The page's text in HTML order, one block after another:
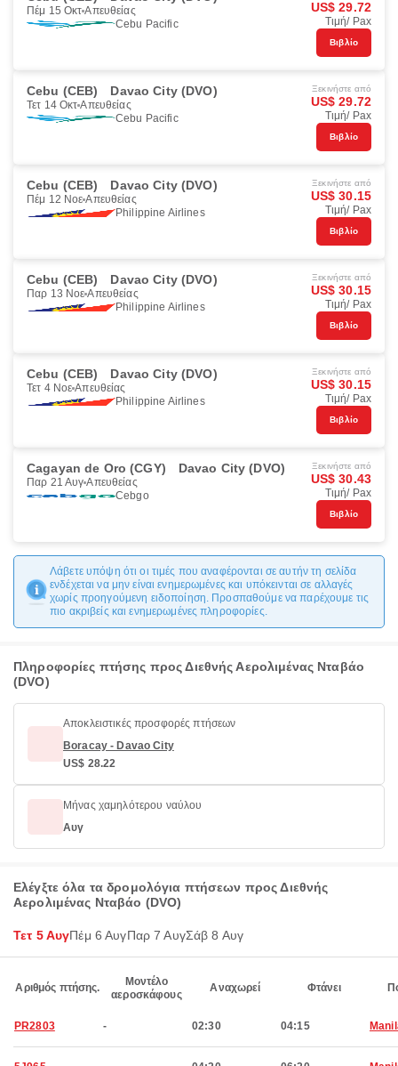
Πέμ 15 Οκτ Απευθείας
Cebu Pacific
US$ 29.72
Τιμή/ Pax
Βιβλίο
Cebu (CEB) Davao City (DVO)
Τετ 14 Οκτ Απευθείας
Cebu Pacific
Ξεκινήστε από
US$ 29.72
Τιμή/ Pax
Βιβλίο
Cebu (CEB) Davao City (DVO)
Πέμ 12 Νοε Απευθείας
Philippine Airlines
Ξεκινήστε από
US$ 30.15
Τιμή/ Pax
Βιβλίο
Cebu (CEB) Davao City (DVO)
Παρ 13 Νοε Απευθείας
Philippine Airlines
Ξεκινήστε από
US$ 30.15
Τιμή/ Pax
Βιβλίο
Cebu (CEB) Davao City (DVO)
Τετ 4 Νοε Απευθείας
Philippine Airlines
Ξεκινήστε από
US$ 30.15
Τιμή/ Pax
Βιβλίο
Cagayan de Oro (CGY) Davao City (DVO)
Παρ 21 Αυγ Απευθείας
Cebgo
Ξεκινήστε από
US$ 30.43
Τιμή/ Pax
Βιβλίο
Λάβετε υπόψη ότι οι τιμές που αναφέρονται σε αυτήν τη σελίδα
ενδέχεται να μην είναι ενημερωμένες και υπόκεινται σε αλλαγές
χωρίς προηγούμενη ειδοποίηση. Προσπαθούμε να παρέχουμε τις
πιο ακριβείς και ενημερωμένες πληροφορίες.
Πληροφορίες πτήσης προς Διεθνής Αερολιμένας Νταβάο
(DVO)
Αποκλειστικές προσφορές πτήσεων
Boracay - Davao City
US$ 28.22
Μήνας χαμηλότερου ναύλου
Αυγ
Ελέγξτε όλα τα δρομολόγια πτήσεων προς Διεθνής
Αερολιμένας Νταβάο (DVO)
Τετ 5 ΑυγΠέμ 6 ΑυγΠαρ 7 ΑυγΣάβ 8 Αυγ
Αριθμός πτήσης.
Μοντέλο
αεροσκάφους
Αναχωρεί Φτάνει
PR2803 - 02:30 04:15